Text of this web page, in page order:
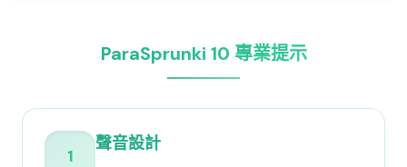
ParaSprunki 10 專業提示
1
聲音設計